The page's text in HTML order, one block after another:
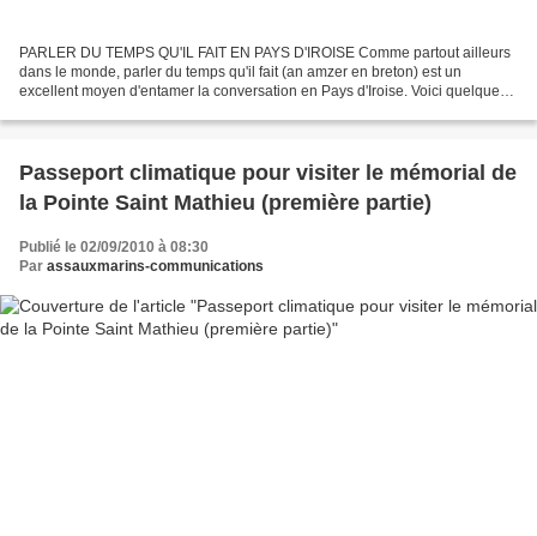
PARLER DU TEMPS QU'IL FAIT EN PAYS D'IROISE Comme partout ailleurs
dans le monde, parler du temps qu'il fait (an amzer en breton) est un
excellent moyen d'entamer la conversation en Pays d'Iroise. Voici quelques
Passeport climatique pour visiter le mémorial de
la Pointe Saint Mathieu (première partie)
Publié le 02/09/2010 à 08:30
Par assauxmarins-communications